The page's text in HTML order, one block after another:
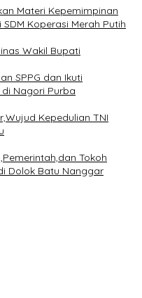
Materi Kepemimpinan
Koperasi Merah Putih
Wakil Bupati
SPPG dan Ikuti
Nagori Purba
Kepedulian TNI
Tokoh
Dolok Batu Nanggar